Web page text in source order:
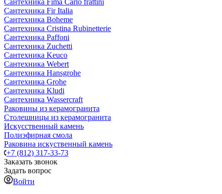
Сантехника Fima Carlo frattini
Сантехника Fir Italia
Сантехника Boheme
Сантехника Cristina Rubinetterie
Сантехника Paffoni
Сантехника Zuchetti
Сантехника Keuco
Сантехника Webert
Сантехника Hansgrohe
Сантехника Grohe
Сантехника Kludi
Сантехника Wassercraft
Раковины из керамогранита
Столешницы из керамогранита
Искусственный камень
Полиэфирная смола
Раковина искуственный камень
+7 (812) 317-33-73
Заказать звонок
Задать вопрос
Войти